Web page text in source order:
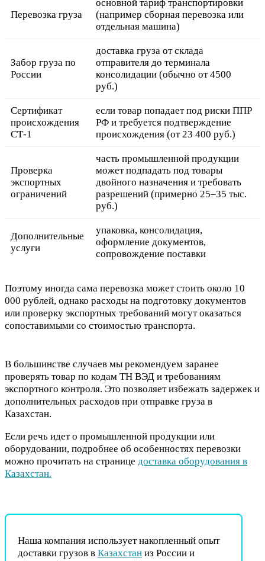
Перевозка груза
основной тариф транспортировки
(например сборная перевозка или
отдельная машина)
Забор груза по
России
доставка груза от склада
отправителя до терминала
консолидации (обычно от 4500
руб.)
Сертификат
происхождения
СТ-1
если товар попадает под риски ППР
РФ и требуется подтверждение
происхождения (от 23 400 руб.)
Проверка
экспортных
ограничений
часть промышленной продукции
может подпадать под товары
двойного назначения и требовать
разрешений (примерно 25–35 тыс.
руб.)
Дополнительные
услуги
упаковка, консолидация,
оформление документов,
сопровождение поставки
Поэтому иногда сама перевозка может стоить около 10
000 рублей, однако расходы на подготовку документов
или проверку экспортных требований могут оказаться
сопоставимыми со стоимостью транспорта.
В большинстве случаев мы рекомендуем заранее
проверять товар по кодам ТН ВЭД и требованиям
экспортного контроля. Это позволяет избежать задержек и
дополнительных расходов при отправке груза в
Казахстан.
Если речь идет о промышленной продукции или
оборудовании, подробнее об особенностях перевозки
можно прочитать на странице доставка оборудования в
Казахстан.
Наша компания использует накопленный опыт
доставки грузов в Казахстан из России и